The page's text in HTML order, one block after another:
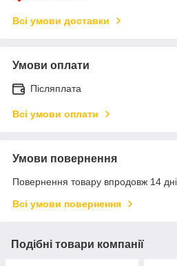
Всі умови доставки
Умови оплати
Післяплата
Всі умови оплати
Умови повернення
Повернення товару впродовж 14
Всі умови повернення
Подібні товари компанії